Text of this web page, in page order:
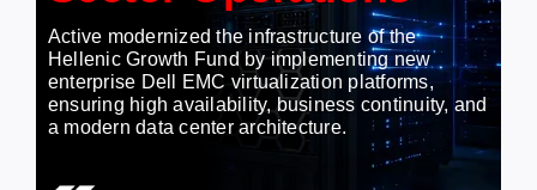
Careers
Contact
Active modernized the infrastructure of the
Hellenic Growth Fund by implementing new
enterprise Dell EMC virtualization platforms,
ensuring high availability, business continuity, and
a modern data center architecture.